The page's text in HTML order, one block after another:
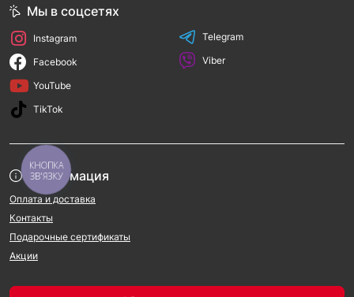
Информация
Оплата и доставка
Контакты
Подарочные сертификаты
Акции
Мы в соцсетях
Instagram
Facebook
YouTube
TikTok
Telegram
Viber
КНОПКА
ЗВ'ЯЗКУ